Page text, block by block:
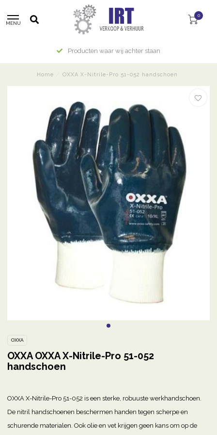
MENU
0
Producten waar wij achter staan
Home OXXA X-Nitrile-Pro 51-052 handschoen
OXXA
OXXA OXXA X-Nitrile-Pro 51-052
handschoen
OXXA X-Nitrile-Pro 51-052 is een sterke, robuuste werkhandschoen.
De nitril handschoenen beschermen handen tegen scherpe en
schurende materialen. Ook olie en vet krijgen geen kans om op de